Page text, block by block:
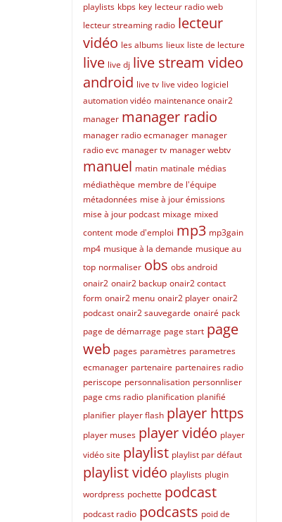
playlists kbps key lecteur radio web
lecteur streaming radio lecteur
vidéo les albums lieux liste de lecture
live live dj live stream video
android live tv live video logiciel
automation vidéo maintenance onair2
manager manager radio
manager radio ecmanager manager
radio evc manager tv manager webtv
manuel matin matinale médias
médiathèque membre de l'équipe
métadonnées mise à jour émissions
mise à jour podcast mixage mixed
content mode d'emploi mp3 mp3gain
mp4 musique à la demande musique au
top normaliser obs obs android
onair2 onair2 backup onair2 contact
form onair2 menu onair2 player onair2
podcast onair2 sauvegarde onairé pack
page de démarrage page start page
web pages paramètres parametres
ecmanager partenaire partenaires radio
periscope personnalisation personnliser
page cms radio planification planifié
planifier player flash player https
player muses player vidéo player
vidéo site playlist playlist par défaut
playlist vidéo playlists plugin
wordpress pochette podcast
podcast radio podcasts poid de